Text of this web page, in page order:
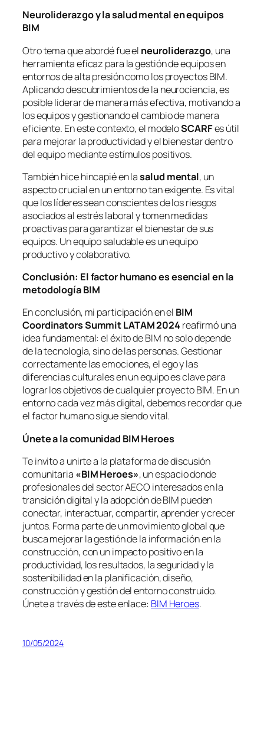
Neuroliderazgo y la salud mental en equipos
BIM
Otro tema que abordé fue el neuroliderazgo, una
herramienta eficaz para la gestión de equipos en
entornos de alta presión como los proyectos BIM.
Aplicando descubrimientos de la neurociencia, es
posible liderar de manera más efectiva, motivando a
los equipos y gestionando el cambio de manera
eficiente. En este contexto, el modeloSCARFes útil
para mejorar la productividad y el bienestar dentro
del equipo mediante estímulos positivos.
También hice hincapié en lasalud mental, un
aspecto crucial en un entorno tan exigente. Es vital
que los líderes sean conscientes de los riesgos
asociados al estrés laboral y tomen medidas
proactivas para garantizar el bienestar de sus
equipos. Un equipo saludable es un equipo
productivo y colaborativo.
Conclusión: El factor humano es esencial en la
metodología BIM
En conclusión, mi participación en el BIM
Coordinators Summit LATAM 2024 reafirmó una
idea fundamental: el éxito de BIM no solo depende
de la tecnología, sino de las personas. Gestionar
correctamente las emociones, el ego y las
diferencias culturales en un equipo es clave para
lograr los objetivos de cualquier proyecto BIM. En un
entorno cada vez más digital, debemos recordar que
el factor humano sigue siendo vital.
Únete a la comunidad BIM Heroes
Te invito a unirte a la plataforma de discusión
comunitaria «BIM Heroes», un espacio donde
profesionales del sector AECO interesados en la
transición digital y la adopción de BIM pueden
conectar, interactuar, compartir, aprender y crecer
juntos. Forma parte de un movimiento global que
busca mejorar la gestión de la información en la
construcción, con un impacto positivo en la
productividad, los resultados, la seguridad y la
sostenibilidad en la planificación, diseño,
construcción y gestión del entorno construido.
Únete a través de este enlace: BIM Heroes.
10/05/2024